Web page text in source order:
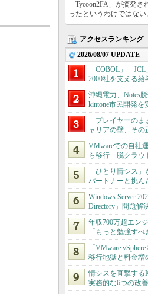
「Tycoon2FA」が摘発
ったというわけではない
アクセスランキング
2026/08/07 UPDATE
「COBOL」「
2000社を支える
沖縄電力、Notes
kintone市民開発を
「プレイヤーの
ャリアの壁、その
VMwareでの自社
ら移行 脱クラウ
「ひとり情シス
パートナーと挑ん
Windows Server
Directory」問題解
年収700万超エン
「もっと勉強すべ
「VMware
移行地獄と料金増
情シスを直撃する
実務的な6つの改